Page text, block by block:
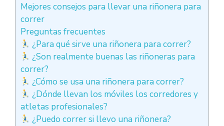
Mejores consejos para llevar una riñonera para
correr
Preguntas frecuentes
¿Para qué sirve una riñonera para correr?
¿Son realmente buenas las riñoneras para
correr?
¿Cómo se usa una riñonera para correr?
¿Dónde llevan los móviles los corredores y
atletas profesionales?
¿Puedo correr si llevo una riñonera?